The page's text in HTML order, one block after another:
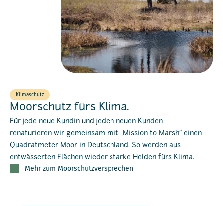
Klimaschutz
Moorschutz fürs Klima.
Für jede neue Kundin und jeden neuen Kunden
renaturieren wir gemeinsam mit „Mission to Marsh” einen
Quadratmeter Moor in Deutschland. So werden aus
entwässerten Flächen wieder starke Helden fürs Klima.
Mehr zum Moorschutzversprechen